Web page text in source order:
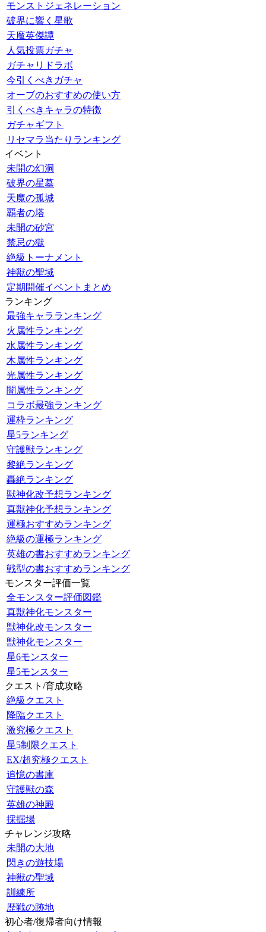
モンストジェネレーション
破界に響く星歌
天魔英傑譚
人気投票ガチャ
ガチャリドラボ
今引くべきガチャ
オーブのおすすめの使い方
引くべきキャラの特徴
ガチャギフト
リセマラ当たりランキング
イベント
未開の幻洞
破界の星墓
天魔の孤城
覇者の塔
未開の砂宮
禁忌の獄
絶級トーナメント
神獣の聖域
定期開催イベントまとめ
ランキング
最強キャラランキング
火属性ランキング
水属性ランキング
木属性ランキング
光属性ランキング
闇属性ランキング
コラボ最強ランキング
運枠ランキング
星5ランキング
守護獣ランキング
黎絶ランキング
轟絶ランキング
獣神化改予想ランキング
真獣神化予想ランキング
運極おすすめランキング
絶級の運極ランキング
英雄の書おすすめランキング
戦型の書おすすめランキング
モンスター評価一覧
全モンスター評価図鑑
真獣神化モンスター
獣神化改モンスター
獣神化モンスター
星6モンスター
星5モンスター
クエスト/育成攻略
絶級クエスト
降臨クエスト
激究極クエスト
星5制限クエスト
EX/超究極クエスト
追憶の書庫
守護獣の森
英雄の神殿
採掘場
チャレンジ攻略
未開の大地
閃きの遊技場
神獣の聖域
訓練所
歴戦の跡地
初心者/復帰者向け情報